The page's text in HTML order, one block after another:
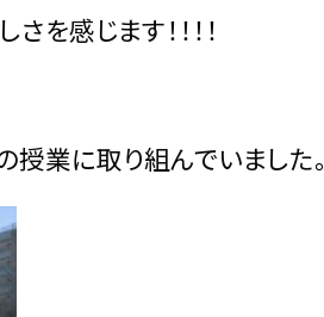
感じます！！！！
に取り組んでいました。